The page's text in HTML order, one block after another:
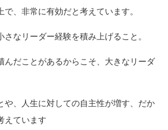
、非常に有効だと考えています。
なリーダー経験を積み上げること。
んだことがあるからこそ、大きなリーダ
や、人生に対しての自主性が増す、だか
えています